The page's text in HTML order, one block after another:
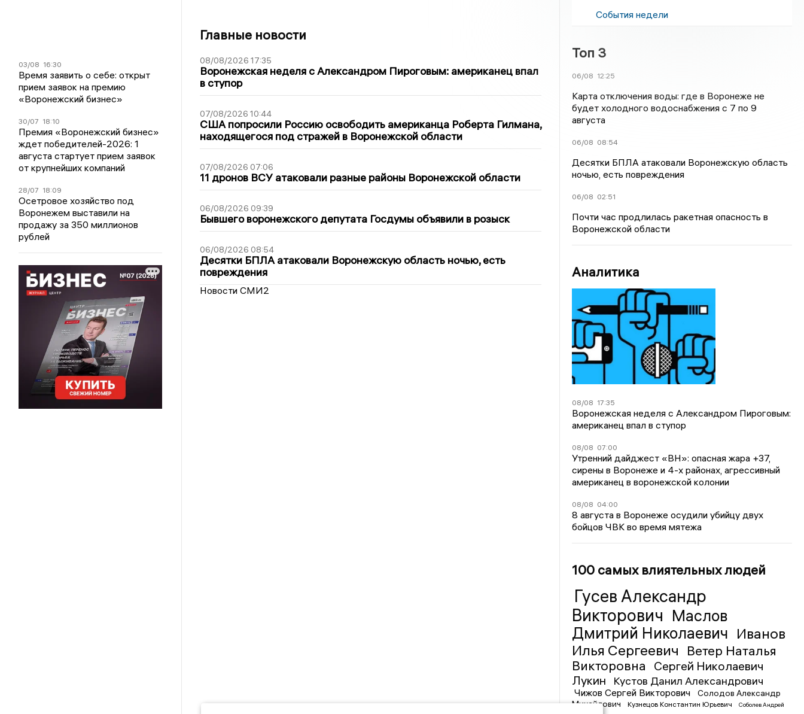
03/08 16:30
Время заявить о себе: открыт
прием заявок на премию
«Воронежский бизнес»
30/07 18:10
Премия «Воронежский бизнес»
ждет победителей-2026: 1
августа стартует прием заявок
от крупнейших компаний
28/07 18:09
Осетровое хозяйство под
Воронежем выставили на
продажу за 350 миллионов
рублей
Главные новости
08/08/2026 17:35
Воронежская неделя с Александром Пироговым: американец впал
в ступор
07/08/2026 10:44
США попросили Россию освободить американца Роберта Гилмана,
находящегося под стражей в Воронежской области
07/08/2026 07:06
11 дронов ВСУ атаковали разные районы Воронежской области
06/08/2026 09:39
Бывшего воронежского депутата Госдумы объявили в розыск
06/08/2026 08:54
Десятки БПЛА атаковали Воронежскую область ночью, есть
повреждения
Новости СМИ2
События недели
Топ 3
06/08 12:25
Карта отключения воды: где в Воронеже не
будет холодного водоснабжения с 7 по 9
августа
06/08 08:54
Десятки БПЛА атаковали Воронежскую область
ночью, есть повреждения
06/08 02:51
Почти час продлилась ракетная опасность в
Воронежской области
Аналитика
08/08 17:35
Воронежская неделя с Александром Пироговым:
американец впал в ступор
08/08 07:00
Утренний дайджест «ВН»: опасная жара +37,
сирены в Воронеже и 4-х районах, агрессивный
американец в воронежской колонии
08/08 04:00
8 августа в Воронеже осудили убийцу двух
бойцов ЧВК во время мятежа
100 самых влиятельных людей
Гусев Александр
Викторович Маслов
Дмитрий Николаевич Иванов
Илья Сергеевич
Ветер Наталья
Викторовна
Сергей Николаевич
Лукин
Кустов Данил Александрович
Чижов Сергей Викторович
Солодов Александр
Михайлович
Кузнецов Константин Юрьевич
Соболев Андрей